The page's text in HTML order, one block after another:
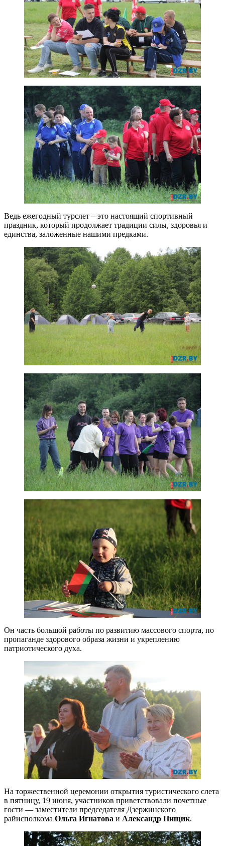
Ведь ежегодный турслет – это настоящий спортивный
праздник, который продолжает традиции силы, здоровья и
единства, заложенные нашими предками.
Он часть большой работы по развитию массового спорта, по
пропаганде здорового образа жизни и укреплению
патриотического духа.
На торжественной церемонии открытия туристического слета
в пятницу, 19 июня, участников приветствовали почетные
гости — заместители председателя Дзержинского
райисполкома Ольга Игнатова и Александр Пищик.